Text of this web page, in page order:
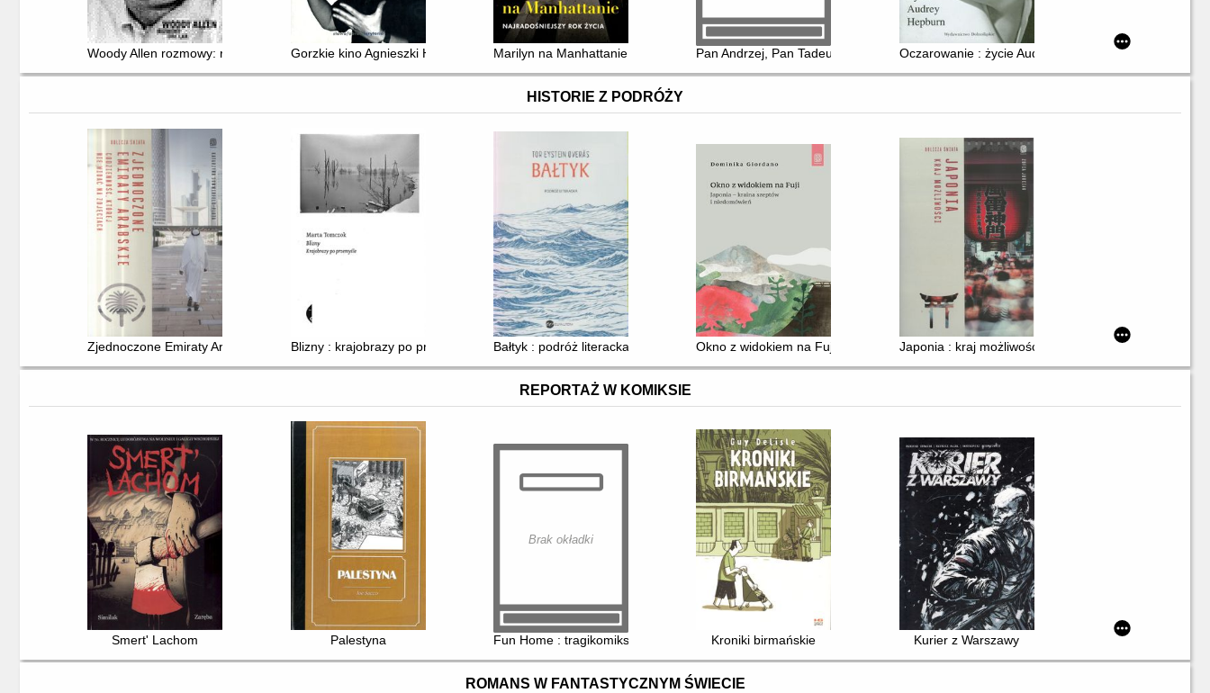
Woody Allen rozmowy: rozmowy z lat 1971-2007Gorzkie kino Agnieszki Holland Marilyn na Manhattanie : najradośniejszy rok życiaPan Andrzej, Pan Tadeusz : kłamca, mitoman, czy konformista - rzecz o towarzyszu :
Oczarowanie : życie Audrey Hepburn
HISTORIE Z PODRÓŻY
Zjednoczone Emiraty Arabskie : codzienność, której nie widać na zdjęciach
Blizny : krajobrazy po przemyśle Bałtyk : podróż literacka Okno z widokiem na Fuji : Japonia - kraina szeptów i niedomówień
Japonia : kraj możliwości
REPORTAŻ W KOMIKSIE
Smert' Lachom Palestyna
Brak okładki
Fun Home : tragikomiks rodzinny Kroniki birmańskie Kurier z Warszawy
ROMANS W FANTASTYCZNYM ŚWIECIE